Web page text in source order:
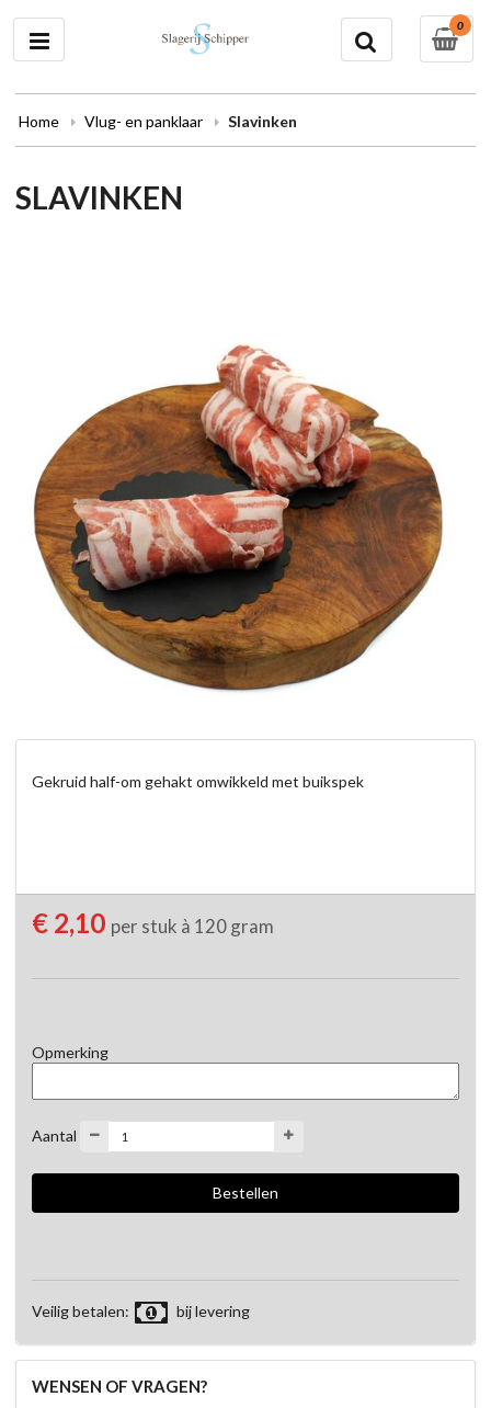
0
Home Vlug- en panklaar Slavinken
SLAVINKEN
Gekruid half-om gehakt omwikkeld met buikspek
€ 2,10 per stuk à 120 gram
Opmerking
Aantal
Veilig betalen: bij levering
WENSEN OF VRAGEN?